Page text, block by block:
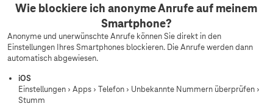
Wie blockiere ich anonyme Anrufe auf meinem
Smartphone?
Anonyme und unerwünschte Anrufe können Sie direkt in den
Einstellungen Ihres Smartphones blockieren. Die Anrufe werden dann
automatisch abgewiesen.
iOS
Einstellungen › Apps › Telefon › Unbekannte Nummern überprüfen ›
Stumm